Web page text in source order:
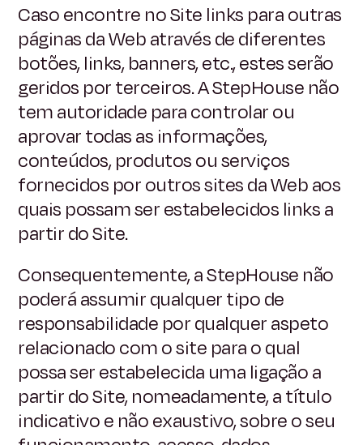
Caso encontre no Site links para outras
páginas da Web através de diferentes
botões, links, banners, etc., estes serão
geridos por terceiros. A StepHouse não
tem autoridade para controlar ou
aprovar todas as informações,
conteúdos, produtos ou serviços
fornecidos por outros sites da Web aos
quais possam ser estabelecidos links a
partir do Site.
Consequentemente, a StepHouse não
poderá assumir qualquer tipo de
responsabilidade por qualquer aspeto
relacionado com o site para o qual
possa ser estabelecida uma ligação a
partir do Site, nomeadamente, a título
indicativo e não exaustivo, sobre o seu